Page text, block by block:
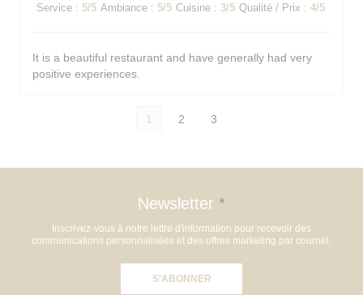
Service : 5/5 Ambiance : 5/5 Cuisine : 3/5 Qualité / Prix : 4/5
It is a beautiful restaurant and have generally had very
positive experiences.
1 2 3
Newsletter *
Inscrivez-vous à notre lettre d'information pour recevoir des
communications personnalisées et des offres marketing par courriel.
S'ABONNER